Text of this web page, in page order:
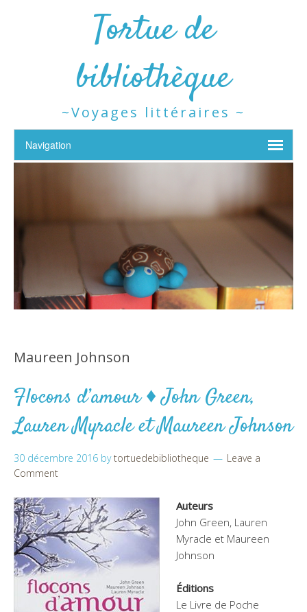
Tortue de
bibliothèque
~Voyages littéraires ~
Maureen Johnson
Flocons d’amour ♦ John Green,
Lauren Myracle et Maureen Johnson
30 décembre 2016 bytortuedebibliotheque
Leave a
Comment
Auteurs
John Green, Lauren
Myracle et Maureen
Johnson
Éditions
Le Livre de Poche